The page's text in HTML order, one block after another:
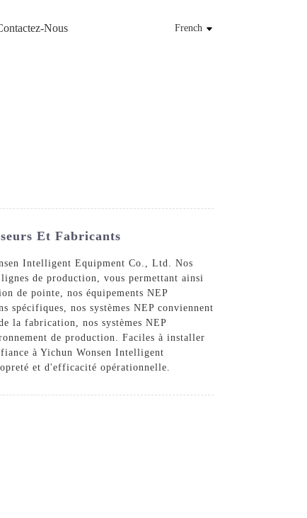
Nous French
Et Fabricants
Intelligent Equipment Co., Ltd. Nos
de production, vous permettant ainsi
de pointe, nos équipements NEP
spécifiques, nos systèmes NEP conviennent
la fabrication, nos systèmes NEP
de production. Faciles à installer
à Yichun Wonsen Intelligent
et d'efficacité opérationnelle.